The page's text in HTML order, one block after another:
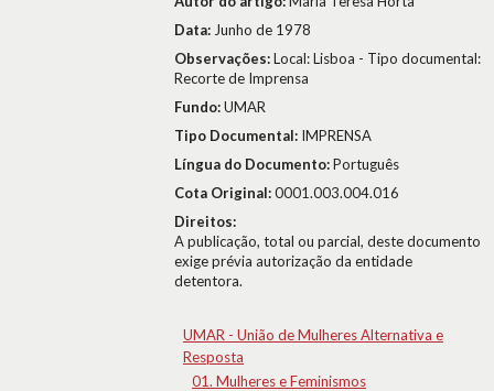
Data: Junho de 1978
Observações:Local: Lisboa - Tipo documental:
Recorte de Imprensa
Fundo:UMAR
Tipo Documental: IMPRENSA
Língua do Documento:Português
Cota Original:0001.003.004.016
Direitos:
A publicação, total ou parcial, deste documento
exige prévia autorização da entidade
detentora.
UMAR - União de Mulheres Alternativa e
Resposta
01. Mulheres e Feminismos